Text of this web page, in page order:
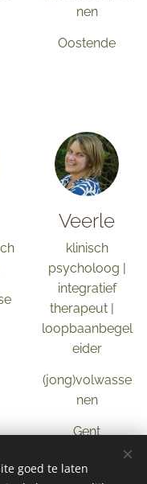
nen
Oostende
Veerle
klinisch
psycholoog |
integratief
therapeut |
loopbaanbegel
eider
(jong)volwasse
nen
Gent
goed te laten